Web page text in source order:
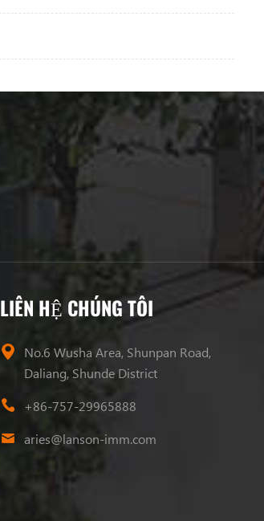
LIÊN HỆ CHÚNG TÔI
No.6 Wusha Area, Shunpan Road,
Daliang, Shunde District
+86-757-29965888
aries@lanson-imm.com